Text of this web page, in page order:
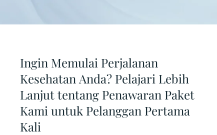
Ingin Memulai Perjalanan
Kesehatan Anda? Pelajari Lebih
Lanjut tentang Penawaran Paket
Kami untuk Pelanggan Pertama
Kali